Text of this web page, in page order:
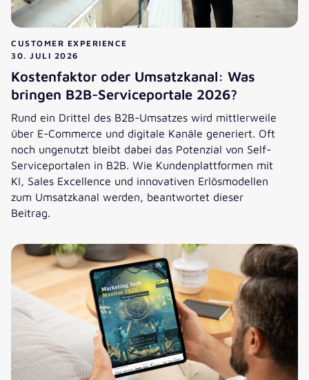
CUSTOMER EXPERIENCE
30. JULI 2026
Kostenfaktor oder Umsatzkanal: Was
bringen B2B-Serviceportale 2026?
Rund ein Drittel des B2B-Umsatzes wird mittlerweile
über E-Commerce und digitale Kanäle generiert. Oft
noch ungenutzt bleibt dabei das Potenzial von Self-
Serviceportalen in B2B. Wie Kundenplattformen mit
KI, Sales Excellence und innovativen Erlösmodellen
zum Umsatzkanal werden, beantwortet dieser
Beitrag.